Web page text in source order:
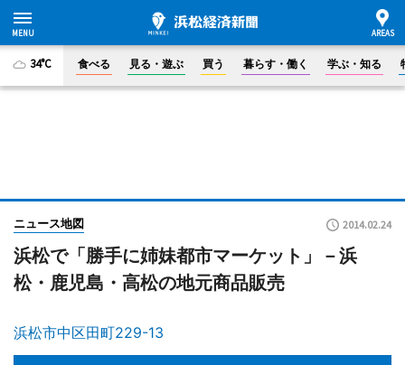
34°C 食べる 見る・遊ぶ 買う 暮らす・働く 学ぶ・知る
ニュース地図 2014.02.24
浜松で「勝手に姉妹都市マーケット」－浜
松・鹿児島・高松の地元商品販売
浜松市中区田町229-13